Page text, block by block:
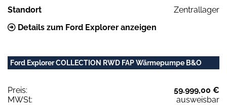
Standort
Zentrallager
Details zum Ford Explorer anzeigen
Ford Explorer COLLECTION RWD FAP Wärmepumpe B&O
Preis:
59.999,00 €
MWSt:
ausweisbar